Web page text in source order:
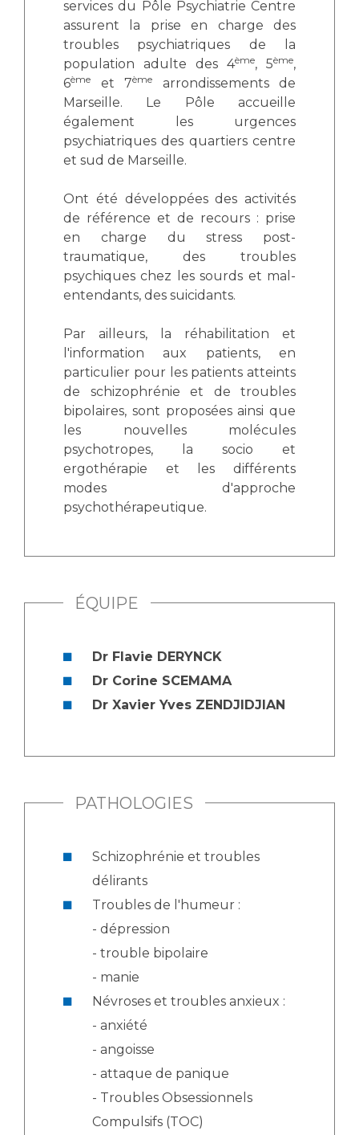
Salon des familles
Transports sanitaires
Vos droits, vos devoirs
Handicap
Handi 13
Accueil sourds et malentendants
Charte Romain Jacob
Mouvement Parcours Handicap 13
Activité physique
Cancer
Médecine nucléaire
Maladies rares
La Commission Des Usagers (CDU)
Protection des données
Les recherches en santé à l’AP-HM
Lieu de santé sans tabac
Les structures de recherche
Écoles et Instituts de Formation
Plateforme des internes
Professionnels de santé
Adresser un patient
Réseaux de soins
Adresser un examen au Laboratoire de Biologie
Médicale
Cancérologie
Les pôles d'activité médicale
Anatomie et Cytologie Pathologiques
Adresser un examen au Laboratoire d'Infectiologie
Centres de référence Maladies Rares
Plateforme d'Expertise Maladies Rares
Presse / Multimédia
Communiqués de presse
Médiathèque
Fournisseurs
Rôles et missions
services du Pôle Psychiatrie Centre
assurent la prise en charge des
troubles psychiatriques de la
population adulte des 4ème, 5ème,
6ème et 7ème
arrondissements de
Marseille. Le Pôle accueille
également les urgences
psychiatriques des quartiers centre
et sud de Marseille.
Ont été développées des activités
de référence et de recours : prise
en charge du stress post-
traumatique, des troubles
psychiques chez les sourds et mal-
entendants, des suicidants.
Par ailleurs, la réhabilitation et
l'information aux patients, en
particulier pour les patients atteints
de schizophrénie et de troubles
bipolaires, sont proposées ainsi que
les nouvelles molécules
psychotropes, la socio et
ergothérapie et les différents
modes d'approche
psychothérapeutique.
ÉQUIPE
Dr Flavie DERYNCK
Dr Corine SCEMAMA
Dr Xavier Yves ZENDJIDJIAN
PATHOLOGIES
Schizophrénie et troubles
délirants
Troubles de l'humeur :
- dépression
- trouble bipolaire
- manie
Névroses et troubles anxieux :
- anxiété
- angoisse
- attaque de panique
- Troubles Obsessionnels
Compulsifs (TOC)